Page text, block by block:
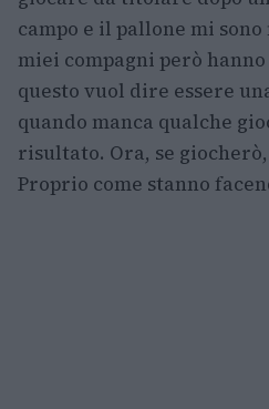
campo e il pallone mi
miei compagni però
questo vuol dire essere
quando manca qualche
risultato. Ora, se
Proprio come stanno